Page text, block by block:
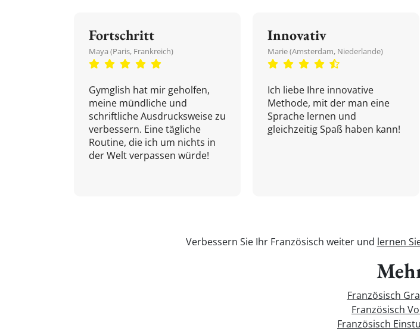
Fortschritt
Maya (Paris, Frankreich)
Gymglish hat mir geholfen,
meine mündliche und
schriftliche Ausdrucksweise zu
verbessern. Eine tägliche
Routine, die ich um nichts in
der Welt verpassen würde!
Innovativ
Marie (Amsterdam, Niederlande)
Ich liebe Ihre innovative
Methode, mit der man eine
Sprache lernen und
gleichzeitig Spaß haben kann!
Verbessern Sie Ihr Französisch weiter und lernen
Französisch
Französisch
Französisch